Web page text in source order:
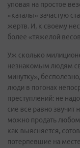
уповая на простое
«каталы» зачастую
жертв. И, к своему
более «тяжелой
Уж сколько
незнакомым людям
минутку»,
люди в погонах
преступлений: не
сие все равно звучит
можно продать
как выясняется,
потерпевшие на